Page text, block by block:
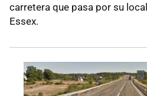
carretera que pasa por su
Essex.